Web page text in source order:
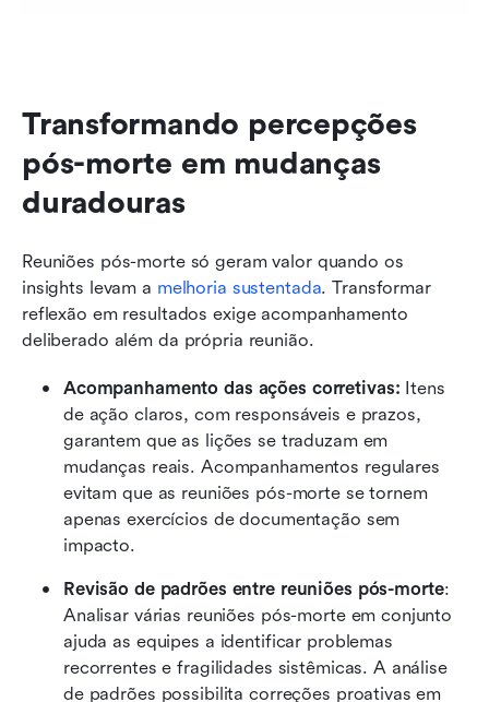
Transformando percepções
pós-morte em mudanças
duradouras
Reuniões pós-morte só geram valor quando os
insights levam a melhoria sustentada. Transformar
reflexão em resultados exige acompanhamento
deliberado além da própria reunião.
Acompanhamento das ações corretivas: Itens
de ação claros, com responsáveis e prazos,
garantem que as lições se traduzam em
mudanças reais. Acompanhamentos regulares
evitam que as reuniões pós-morte se tornem
apenas exercícios de documentação sem
impacto.
Revisão de padrões entre reuniões pós-morte:
Analisar várias reuniões pós-morte em conjunto
ajuda as equipes a identificar problemas
recorrentes e fragilidades sistêmicas. A análise
de padrões possibilita correções proativas em